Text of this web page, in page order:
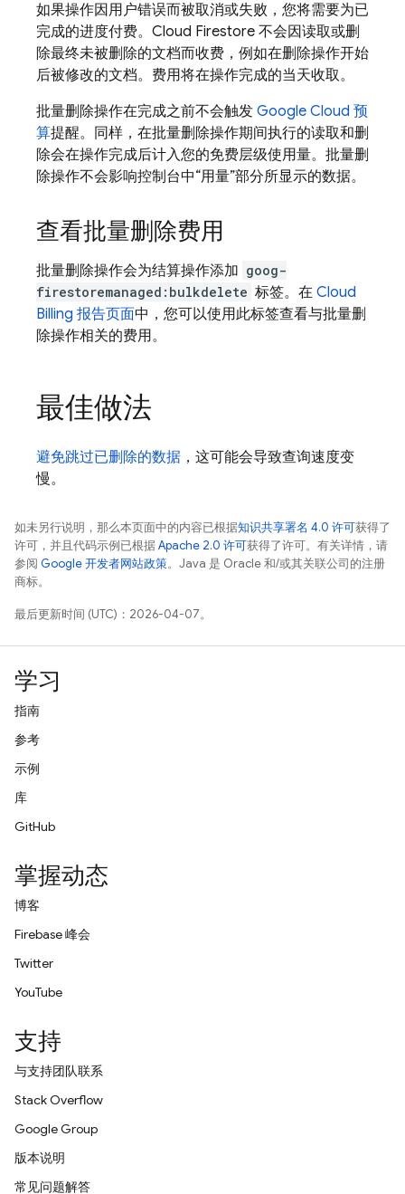
如果操作因用户错误而被取消或失败，您将需要为已
完成的进度付费。 Cloud Firestore 不会因读取或删
除最终未被删除的文档而收费，例如在删除操作开始
后被修改的文档。费用将在操作完成的当天收取。
批量删除操作在完成之前不会触发 Google Cloud 预
算提醒。同样，在批量删除操作期间执行的读取和删
除会在操作完成后计入您的免费层级使用量。批量删
除操作不会影响控制台中“用量”部分所显示的数据。
查看批量删除费用
批量删除操作会为结算操作添加 goog-
firestoremanaged:bulkdelete 标签。在 Cloud
Billing 报告页面中，您可以使用此标签查看与批量删
除操作相关的费用。
最佳做法
避免跳过已删除的数据 ，这可能会导致查询速度变
慢。
如未另行说明，那么本页面中的内容已根据知识共享署名 4.0 许可获得了
许可，并且代码示例已根据Apache 2.0 许可获得了许可。有关详情，请
参阅 Google 开发者网站政策。Java 是 Oracle 和/或其关联公司的注册
商标。
最后更新时间 (UTC)：2026-04-07。
学习
指南
参考
示例
库
GitHub
掌握动态
博客
Firebase 峰会
Twitter
YouTube
支持
与支持团队联系
Stack Overflow
Google Group
版本说明
常见问题解答